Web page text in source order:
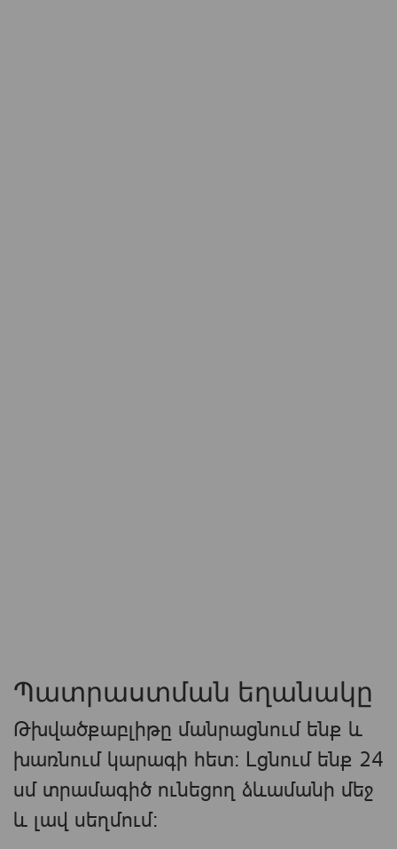
Պատրաստման եղանակը
Թխվածքաբլիթը մանրացնում ենք և
խառնում կարագի հետ: Լցնում ենք 24
սմ տրամագիծ ունեցող ձևամանի մեջ
և լավ սեղմում: